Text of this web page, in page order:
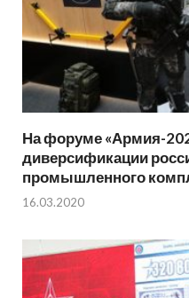
На форуме «Армия-
диверсификации
промышленного
16.03.2020